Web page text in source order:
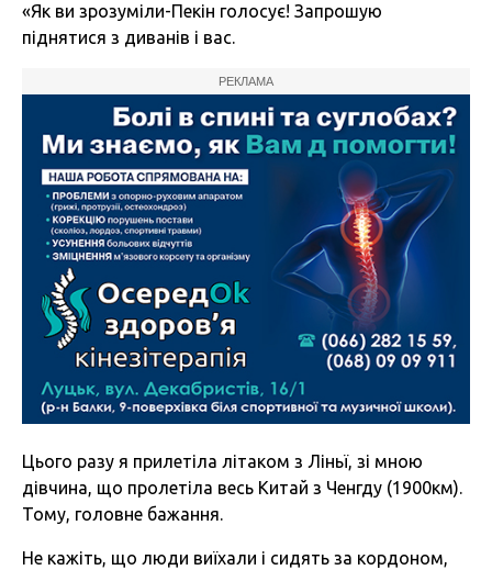
«Як ви зрозуміли-Пекін голосує! Запрошую
піднятися з диванів і вас.
РЕКЛАМА
Цього разу я прилетіла літаком з Ліньї, зі мною
дівчина, що пролетіла весь Китай з Ченгду (1900км).
Тому, головне бажання.
Не кажіть, що люди виїхали і сидять за кордоном,